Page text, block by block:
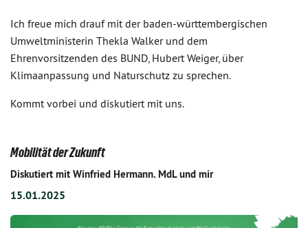
Ich freue mich drauf mit der baden-württembergischen
Umweltministerin Thekla Walker und dem
Ehrenvorsitzenden des BUND, Hubert Weiger, über
Klimaanpassung und Naturschutz zu sprechen.
Kommt vorbei und diskutiert mit uns.
Mobilität der Zukunft
Diskutiert mit Winfried Hermann. MdL und mir
15.01.2025